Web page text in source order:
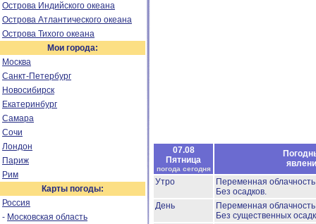
Острова Индийского океана
Острова Атлантического океана
Острова Тихого океана
Мои города:
Москва
Санкт-Петербург
Новосибирск
Екатеринбург
Самара
Сочи
Лондон
Париж
Рим
Карты погоды:
Россия
- Московская область
07.08
Пятница
погода сегодня
Утро
Переменная
Без осадков.
День
Переменная
Без существенных